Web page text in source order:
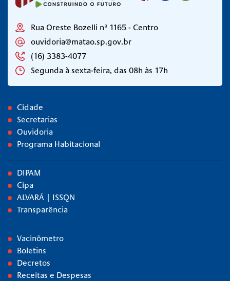
Rua Oreste Bozelli nº 1165 - Centro
ouvidoria@matao.sp.gov.br
(16) 3383-4077
Segunda à sexta-feira, das 08h às 17h
Cidade
Secretarias
Ouvidoria
Programa Habitacional
DIPAM
Cipa
ALVARÁ | ISSQN
Transparência
Vacinômetro
Boletins
Decretos
Receitas e Despesas